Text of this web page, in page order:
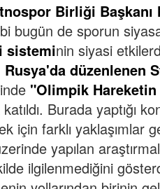
Birliği
bugün de sporun
sisteminin siyasi
Rusya'da düzenlenen
"Olimpik
Burada yaptığı
için farklı yaklaşımlar
yapılan
ilgilenmediğini